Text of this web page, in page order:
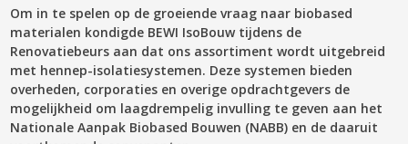
Om in te spelen op de groeiende vraag naar biobased
materialen kondigde BEWI IsoBouw tijdens de
Renovatiebeurs aan dat ons assortiment wordt uitgebreid
met hennep-isolatiesystemen. Deze systemen bieden
overheden, corporaties en overige opdrachtgevers de
mogelijkheid om laagdrempelig invulling te geven aan het
Nationale Aanpak Biobased Bouwen (NABB) en de daaruit